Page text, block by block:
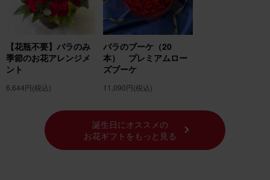
【花瓶不要】バラのみ
季節のお花アレンジメ
ント
6,644円(税込)
バラのブーケ（20
本） プレミアムロー
ズブーケ
11,090円(税込)
誕生日にオススメの
お花ギフトをもっと見る